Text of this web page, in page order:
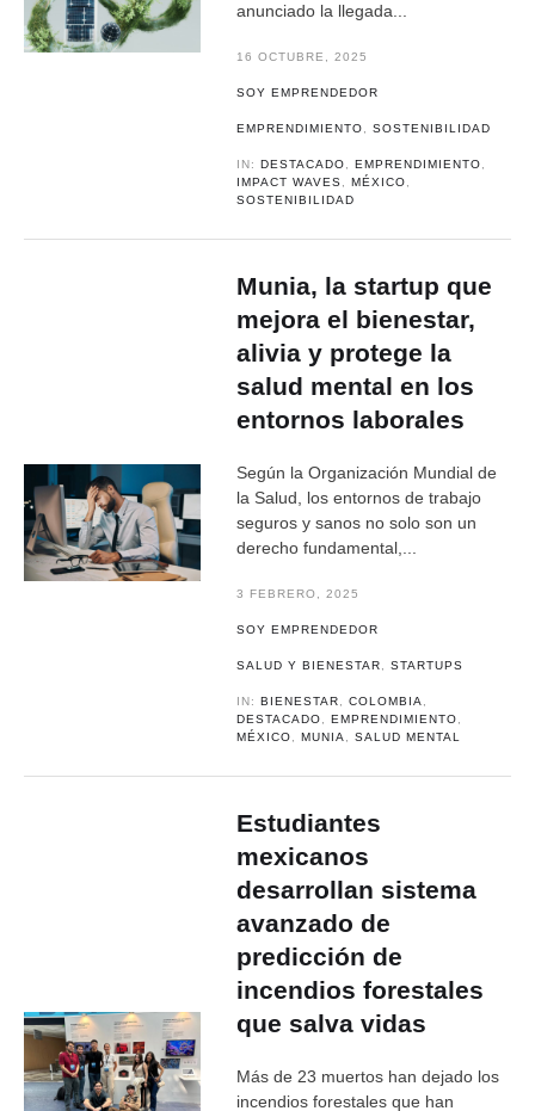
anunciado la llegada...
16 OCTUBRE, 2025
SOY EMPRENDEDOR
EMPRENDIMIENTO ,SOSTENIBILIDAD
IN:DESTACADO ,EMPRENDIMIENTO
IMPACT WAVES
,MÉXICO
SOSTENIBILIDAD
Munia, la startup que
mejora el bienestar,
alivia y protege la
salud mental en los
entornos laborales
Según la Organización Mundial de
la Salud, los entornos de trabajo
seguros y sanos no solo son un
derecho fundamental,...
3 FEBRERO, 2025
SOY EMPRENDEDOR
SALUD Y BIENESTAR ,STARTUPS
IN:BIENESTAR ,COLOMBIA
DESTACADO
,EMPRENDIMIENTO
MÉXICO
,MUNIA ,SALUD MENTAL
Estudiantes
mexicanos
desarrollan sistema
avanzado de
predicción de
incendios forestales
que salva vidas
Más de 23 muertos han dejado los
incendios forestales que han